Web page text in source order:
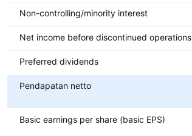
Non-controlling/minority interest
Net income before discontinued operations
Preferred dividends
Pendapatan netto
Basic earnings per share (basic EPS)